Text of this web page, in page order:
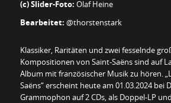
(c) Slider-Foto: Olaf Heine
Bearbeitet: @thorstenstark
Klassiker, Raritäten und zwei fesselnde
Kompositionen von Saint-Saëns sind auf
Album mit französischer Musik zu hören.
Saëns“ erscheint heute am 01.03.2024 bei
Grammophon auf 2 CDs, als Doppel-LP